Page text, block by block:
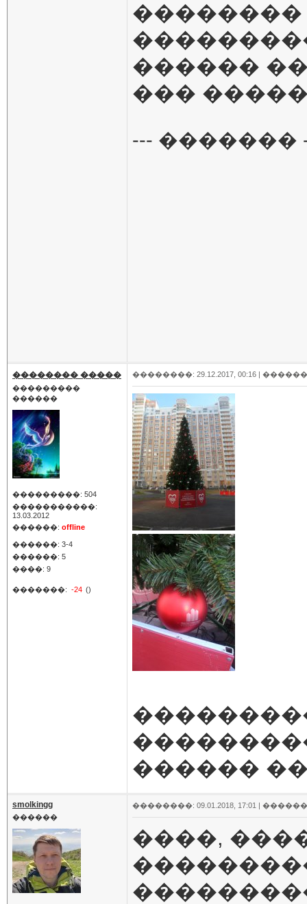
��������
������
���
--- �������
�������� �����
���������
������
���������: 504
�����������:
13.03.2012
������: offline
������: 3-4
������: 5
����: 9
�������: -24 ()
��������: 29.12.2017, 00:16 |
������
smolkingg
������
��������: 09.01.2018, 17:01 |
����,